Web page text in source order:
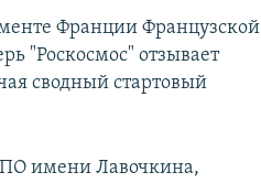
Франции Французской
"Роскосмос" отзывает
сводный стартовый
имени Лавочкина,